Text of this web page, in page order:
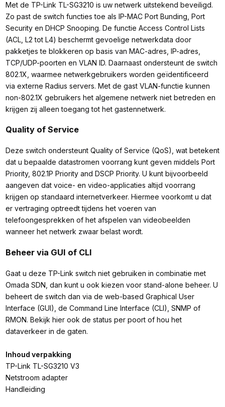
Met de TP-Link TL-SG3210 is uw netwerk uitstekend beveiligd.
Zo past de switch functies toe als IP-MAC Port Bunding, Port
Security en DHCP Snooping. De functie Access Control Lists
(ACL, L2 tot L4) beschermt gevoelige netwerkdata door
pakketjes te blokkeren op basis van MAC-adres, IP-adres,
TCP/UDP-poorten en VLAN ID. Daarnaast ondersteunt de switch
802.1X, waarmee netwerkgebruikers worden geïdentificeerd
via externe Radius servers. Met de gast VLAN-functie kunnen
non-802.1X gebruikers het algemene netwerk niet betreden en
krijgen zij alleen toegang tot het gastennetwerk.
Quality of Service
Deze switch ondersteunt Quality of Service (QoS), wat betekent
dat u bepaalde datastromen voorrang kunt geven middels Port
Priority, 802.1P Priority and DSCP Priority. U kunt bijvoorbeeld
aangeven dat voice- en video-applicaties altijd voorrang
krijgen op standaard internetverkeer. Hiermee voorkomt u dat
er vertraging optreedt tijdens het voeren van
telefoongesprekken of het afspelen van videobeelden
wanneer het netwerk zwaar belast wordt.
Beheer via GUI of CLI
Gaat u deze TP-Link switch niet gebruiken in combinatie met
Omada SDN, dan kunt u ook kiezen voor stand-alone beheer. U
beheert de switch dan via de web-based Graphical User
Interface (GUI), de Command Line Interface (CLI), SNMP of
RMON. Bekijk hier ook de status per poort of hou het
dataverkeer in de gaten.
Inhoud verpakking
TP-Link TL-SG3210 V3
Netstroom adapter
Handleiding